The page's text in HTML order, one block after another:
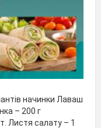
начинки Лаваш
– 200 г
Листя салату – 1